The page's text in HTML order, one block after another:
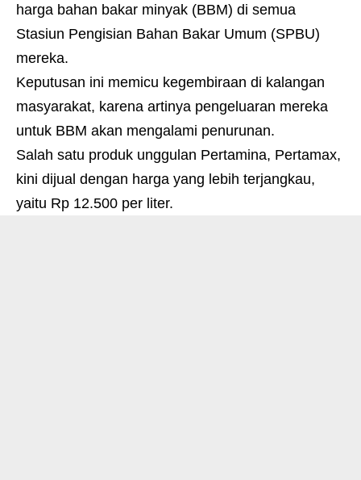
harga bahan bakar minyak (BBM) di semua
Stasiun Pengisian Bahan Bakar Umum (SPBU)
mereka.
Keputusan ini memicu kegembiraan di kalangan
masyarakat, karena artinya pengeluaran mereka
untuk BBM akan mengalami penurunan.
Salah satu produk unggulan Pertamina, Pertamax,
kini dijual dengan harga yang lebih terjangkau,
yaitu Rp 12.500 per liter.